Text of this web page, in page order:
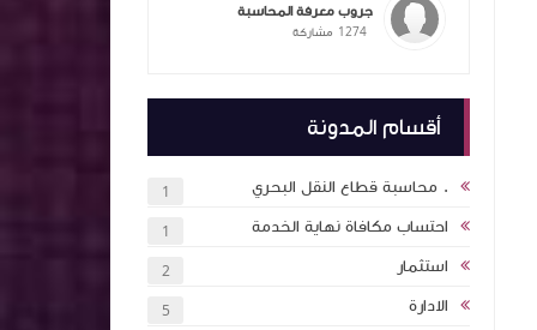
جروب معرفة المحاسبة
1274 مشاركة
أقسام المدونة
. محاسبة قطاع النقل البحري 1
احتساب مكافاة نهاية الخدمة 1
استثمار 2
الادارة 5